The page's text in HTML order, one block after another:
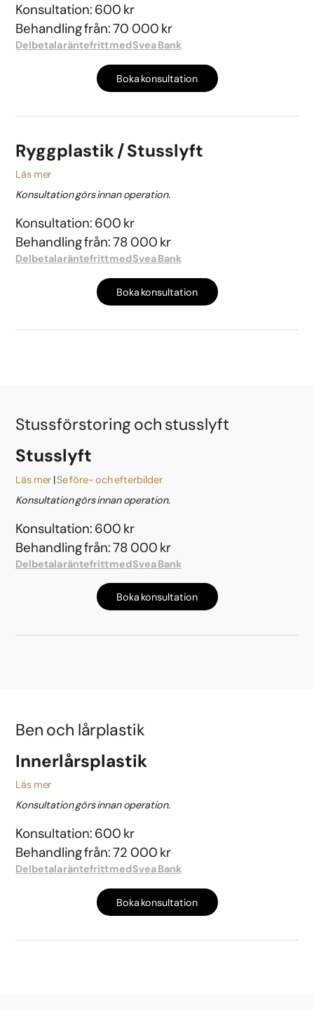
Konsultation: 600 kr
Behandling från: 70 000 kr
Delbetala räntefritt med Svea Bank
Boka konsultation
Ryggplastik / Stusslyft
Läs mer
Konsultation görs innan operation.
Konsultation: 600 kr
Behandling från: 78 000 kr
Delbetala räntefritt med Svea Bank
Boka konsultation
Stussförstoring och stusslyft
Stusslyft
Läs mer Se före- och efterbilder
Konsultation görs innan operation.
Konsultation: 600 kr
Behandling från: 78 000 kr
Delbetala räntefritt med Svea Bank
Boka konsultation
Ben och lårplastik
Innerlårsplastik
Läs mer
Konsultation görs innan operation.
Konsultation: 600 kr
Behandling från: 72 000 kr
Delbetala räntefritt med Svea Bank
Boka konsultation